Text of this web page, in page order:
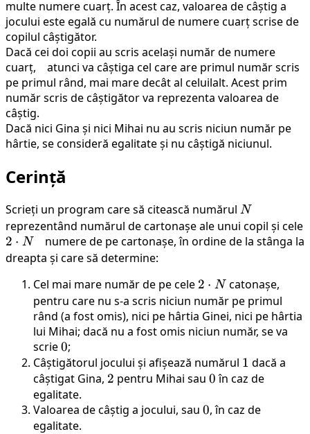
multe numere cuarț. În acest caz, valoarea de câștig a
jocului este egală cu numărul de numere cuarț scrise de
copilul câștigător.
Dacă cei doi copii au scris același număr de numere
cuarț, atunci va câștiga cel care are primul număr scris
pe primul rând, mai mare decât al celuilalt. Acest prim
număr scris de câștigător va reprezenta valoarea de
câștig.
Dacă nici Gina și nici Mihai nu au scris niciun număr pe
hârtie, se consideră egalitate și nu câștigă niciunul.
Cerință
Scrieți un program care să citească numărul N
N
reprezentând numărul de cartonașe ale unui copil și cele
2
\cdot
2 ⋅ Nnumere de pe cartonașe, în ordine de la stânga la
dreapta și care să determine:
Cel mai mare număr de pe cele 2
\cdot
N
2 ⋅ Ncatonașe,
pentru care nu s-a scris niciun număr pe primul
rând (a fost omis), nici pe hârtia Ginei, nici pe hârtia
lui Mihai; dacă nu a fost omis niciun număr, se va
scrie0
0;
Câștigătorul jocului și afișează numărul 1
1 dacă a
câștigat Gina, 2
2 pentru Mihai sau 0
0în caz de
egalitate.
Valoarea de câștig a jocului, sau 0
0, în caz de
egalitate.